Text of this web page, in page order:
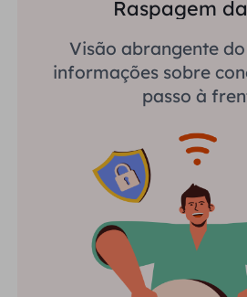
Raspagem
Visão abrangente
informações sobre
passo à